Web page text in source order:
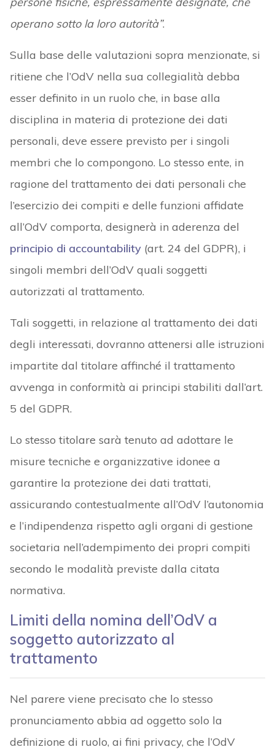
operano sotto la loro autorità”.
Sulla base delle valutazioni sopra menzionate, si
ritiene che l’OdV nella sua collegialità debba
esser definito in un ruolo che, in base alla
disciplina in materia di protezione dei dati
personali, deve essere previsto per i singoli
membri che lo compongono. Lo stesso ente, in
ragione del trattamento dei dati personali che
l’esercizio dei compiti e delle funzioni affidate
all’OdV comporta, designerà in aderenza del
principio di accountability(art. 24 del GDPR), i
singoli membri dell’OdV quali soggetti
autorizzati al trattamento.
Tali soggetti, in relazione al trattamento dei dati
degli interessati, dovranno attenersi alle istruzioni
impartite dal titolare affinché il trattamento
avvenga in conformità ai principi stabiliti dall’art.
5 del GDPR.
Lo stesso titolare sarà tenuto ad adottare le
misure tecniche e organizzative idonee a
garantire la protezione dei dati trattati,
assicurando contestualmente all’OdV l’autonomia
e l’indipendenza rispetto agli organi di gestione
societaria nell’adempimento dei propri compiti
secondo le modalità previste dalla citata
normativa.
Limiti della nomina dell’OdV a
soggetto autorizzato al
trattamento
Nel parere viene precisato che lo stesso
pronunciamento abbia ad oggetto solo la
definizione di ruolo, ai fini privacy, che l’OdV